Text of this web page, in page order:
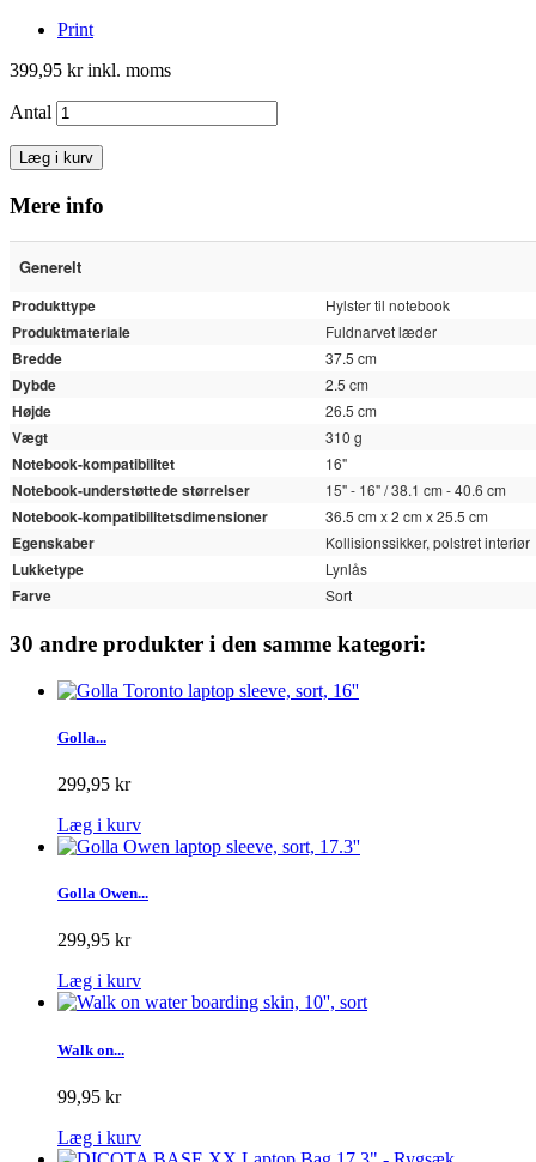
Print
399,95 krinkl. moms
Antal
Læg i kurv
Mere info
Generelt
Produkttype Hylster til notebook
Produktmateriale Fuldnarvet læder
Bredde 37.5 cm
Dybde 2.5 cm
Højde 26.5 cm
Vægt 310 g
Notebook-kompatibilitet 16"
Notebook-understøttede størrelser 15" - 16" / 38.1 cm - 40.6 cm
Notebook-kompatibilitetsdimensioner 36.5 cm x 2 cm x 25.5 cm
Egenskaber Kollisionssikker, polstret interiør
Lukketype Lynlås
Farve Sort
30 andre produkter i den samme kategori:
Golla...
299,95 kr
Læg i kurv
Golla Owen...
299,95 kr
Læg i kurv
Walk on...
99,95 kr
Læg i kurv